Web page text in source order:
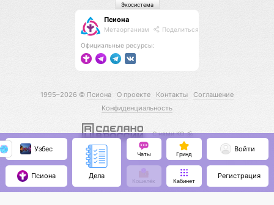
Псиона
Метаорганизм Поделиться
Официальные ресурсы:
Экосистема
1995–2026 © Псиона О проекте Контакты
Соглашение
Конфиденциальность
С нами КО 🕉️
Узбес
Псиона Дела
Чаты Гринд
Кошелёк Кабинет
Войти
Регистрация